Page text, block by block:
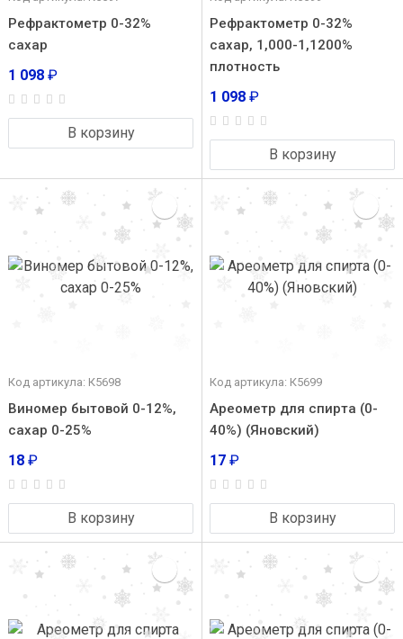
Рефрактометр 0-32%
сахар
1 098 ₽
В корзину
Рефрактометр 0-32%
сахар, 1,000-1,1200%
плотность
1 098 ₽
В корзину
Код артикула: К5698
Виномер бытовой 0-12%,
сахар 0-25%
18 ₽
В корзину
Код артикула: К5699
Ареометр для спирта (0-
40%) (Яновский)
17 ₽
В корзину